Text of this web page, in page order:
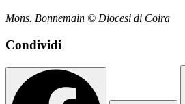
Mons. Bonnemain © Diocesi di Coira
Condividi